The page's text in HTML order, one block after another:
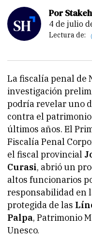
Por
4 de julio
Lectura de:
La fiscalía penal de
investigación
podría revelar uno
contra el
últimos años. El
Fiscalía Penal
el fiscal provincial
Curasi, abrió un
altos funcionarios
responsabilidad en
protegida de las
Palpa, Patrimonio
Unesco.